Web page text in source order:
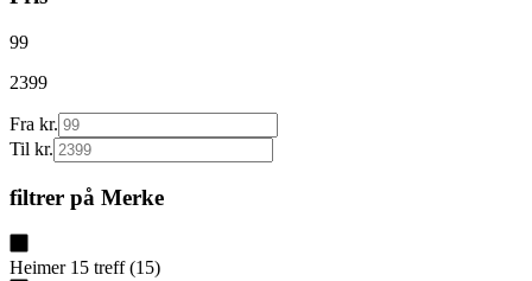
99
2399
Fra kr.
Til kr.
filtrer på Merke
Heimer 15 treff (15)